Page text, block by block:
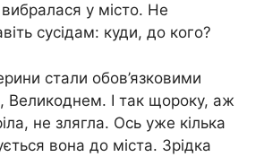
у місто. Не
сусідам: куди, до кого?
стали обов’язковими
Великоднем. І так щороку, аж
не злягла. Ось уже кілька
вона до міста. Зрідка